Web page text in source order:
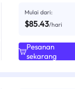
Mulai dari:
$85.43/hari
Pesanan
sekarang